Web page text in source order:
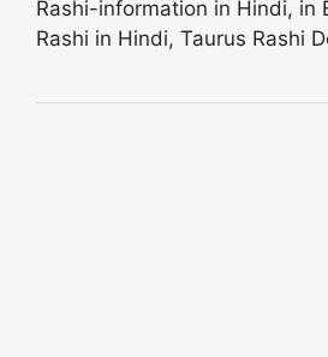
Rashi-information in Hindi, in
Rashi in Hindi, Taurus Rashi